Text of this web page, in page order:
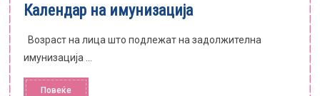
Календар на имунизација
Возраст на лица што подлежат на задолжителна
имунизација ...
Повеќе